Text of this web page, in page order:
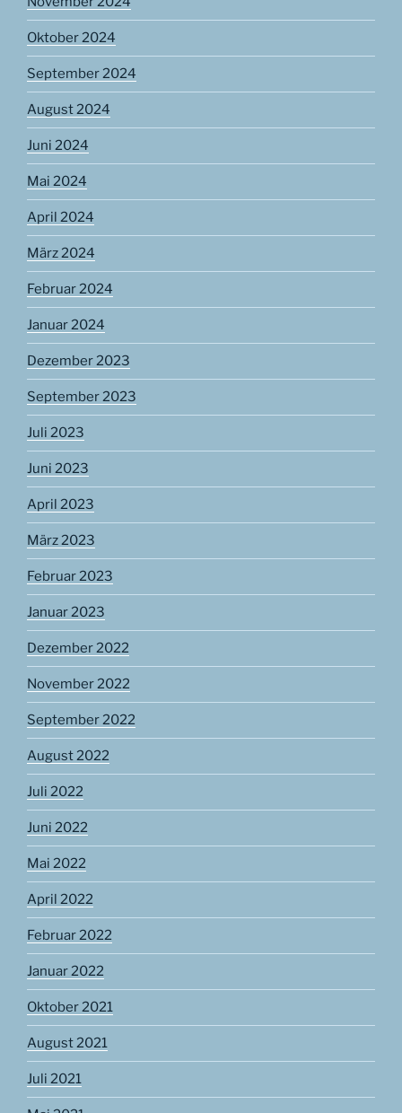
Oktober 2024
September 2024
August 2024
Juni 2024
Mai 2024
April 2024
März 2024
Februar 2024
Januar 2024
Dezember 2023
September 2023
Juli 2023
Juni 2023
April 2023
März 2023
Februar 2023
Januar 2023
Dezember 2022
November 2022
September 2022
August 2022
Juli 2022
Juni 2022
Mai 2022
April 2022
Februar 2022
Januar 2022
Oktober 2021
August 2021
Juli 2021